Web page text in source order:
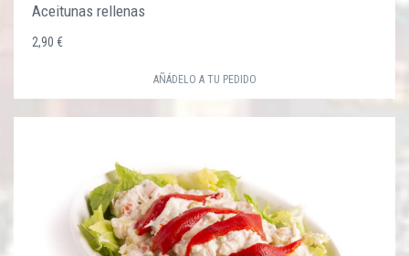
Aceitunas rellenas
2,90 €
AÑÁDELO A TU PEDIDO